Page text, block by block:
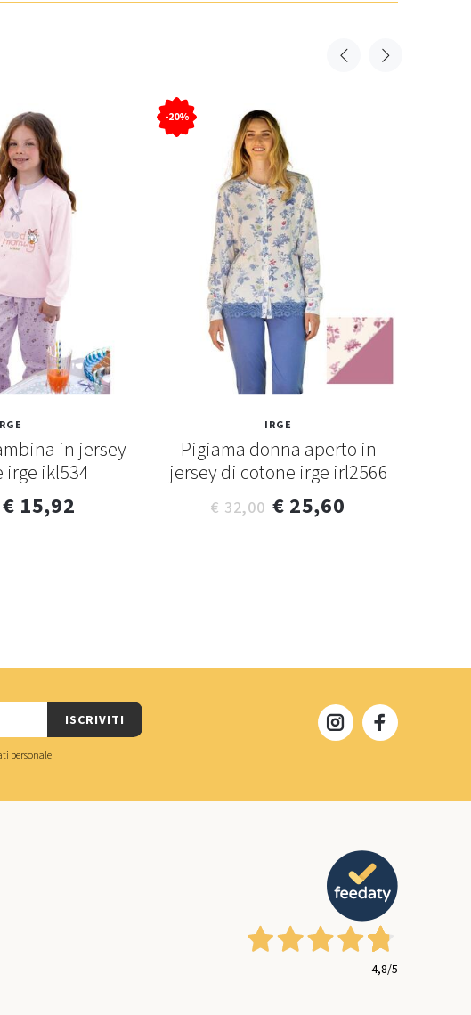
in jersey
irge ikl534
€ 15,92
-20%
IRGE
Pigiama donna aperto in
jersey di cotone irge irl2566
€ 32,00 € 25,60
ISCRIVITI
personale
4,8/5